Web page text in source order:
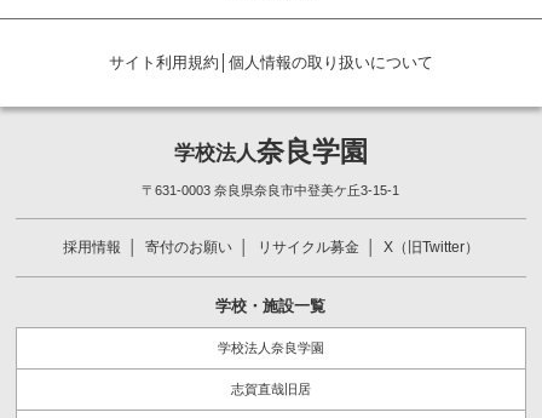
サイト利用規約 個人情報の取り扱いについて
学校法人奈良学園
〒631-0003 奈良県奈良市中登美ケ丘3-15-1
採用情報 寄付のお願い リサイクル募金 X（旧Twitter）
学校・施設一覧
学校法人奈良学園
志賀直哉旧居